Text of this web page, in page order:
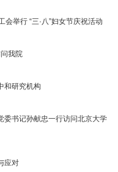
举行 “三·八”妇女节庆祝活动
我院
和研究机构
委书记孙献忠一行访问北京大学
应对